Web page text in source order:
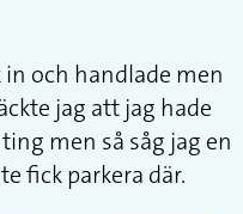
in och handlade men
jag att jag hade
men så såg jag en
fick parkera där.